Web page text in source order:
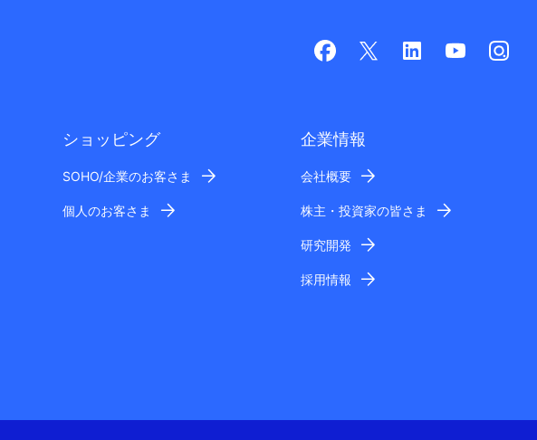
ショッピング
SOHO/企業のお客さま
個人のお客さま
企業情報
会社概要
株主・投資家の皆さま
研究開発
採用情報